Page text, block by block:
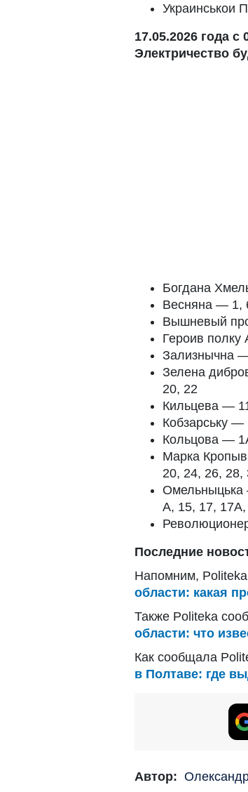
Украинськои
17.05.2026 года
Электричество
Богдана
Весняна — 1,
Вышневый
Героив
Зализнычна
Зелена
20, 22
Кильцева —
Кобзарську —
Кольцова —
Марка
20, 24, 26, 28,
Омельныцька
А, 15, 17, 17А,
Последние
Напомним,
области: какая
Также Politeka
области: что
Как сообщала
в Полтаве: где
Автор: